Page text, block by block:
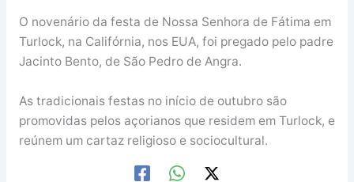
O novenário da festa de Nossa Senhora de Fátima em
Turlock, na Califórnia, nos EUA, foi pregado pelo padre
Jacinto Bento, de São Pedro de Angra.
As tradicionais festas no início de outubro são
promovidas pelos açorianos que residem em Turlock, e
reúnem um cartaz religioso e sociocultural.